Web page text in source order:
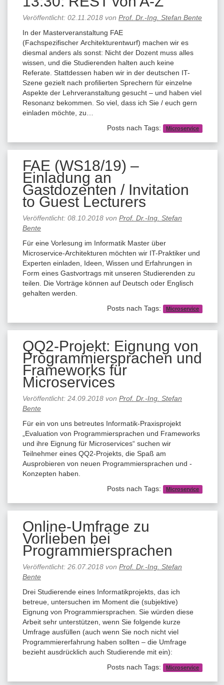
Veröffentlicht: 02.11.2018 von Prof. Dr.-Ing. Stefan Bente
In der Masterveranstaltung FAE
(Fachspezifischer Architekturentwurf) machen wir es
diesmal anders als sonst: Nicht der Dozent muss alles
wissen, und die Studierenden halten auch keine
Referate. Stattdessen haben wir in der deutschen IT-
Szene gezielt nach profilierten Sprechern für einzelne
Aspekte der Lehrveranstaltung gesucht – und haben viel
Resonanz bekommen. So viel, dass ich Sie / euch gern
einladen möchte, zu…
Posts nach Tags:
Microservice
FAE (WS18/19) –
Einladung an
Gastdozenten / Invitation
to Guest Lecturers
Veröffentlicht: 08.10.2018 von Prof. Dr.-Ing. Stefan
Bente
Für eine Vorlesung im Informatik Master über
Microservice-Architekturen möchten wir IT-Praktiker und
Experten einladen, Ideen, Wissen und Erfahrungen in
Form eines Gastvortrags mit unseren Studierenden zu
teilen. Die Vorträge können auf Deutsch oder Englisch
gehalten werden.
Posts nach Tags:
Microservice
QQ2-Projekt: Eignung von
Programmiersprachen und
Frameworks für
Microservices
Veröffentlicht: 24.09.2018 von Prof. Dr.-Ing. Stefan
Bente
Für ein von uns betreutes Informatik-Praxisprojekt
„Evaluation von Programmiersprachen und Frameworks
und ihre Eignung für Microservices“ suchen wir
Teilnehmer eines QQ2-Projekts, die Spaß am
Ausprobieren von neuen Programmiersprachen und -
Konzepten haben.
Posts nach Tags:
Microservice
Online-Umfrage zu
Vorlieben bei
Programmiersprachen
Veröffentlicht: 26.07.2018 von Prof. Dr.-Ing. Stefan
Bente
Drei Studierende eines Informatikprojekts, das ich
betreue, untersuchen im Moment die (subjektive)
Eignung von Programmiersprachen. Sie würden diese
Arbeit sehr unterstützen, wenn Sie folgende kurze
Umfrage ausfüllen (auch wenn Sie noch nicht viel
Programmiererfahrung haben sollten – die Umfrage
bezieht ausdrücklich auch Studierende mit ein):
Posts nach Tags:
Microservice